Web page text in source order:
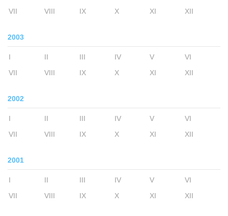
VII
VIII IX X XI XII
2003
I II III IV V
VI
VII
VIII IX X XI XII
2002
I II III IV V
VI
VII
VIII IX X XI XII
2001
I II III IV V
VI
VII
VIII IX X XI XII